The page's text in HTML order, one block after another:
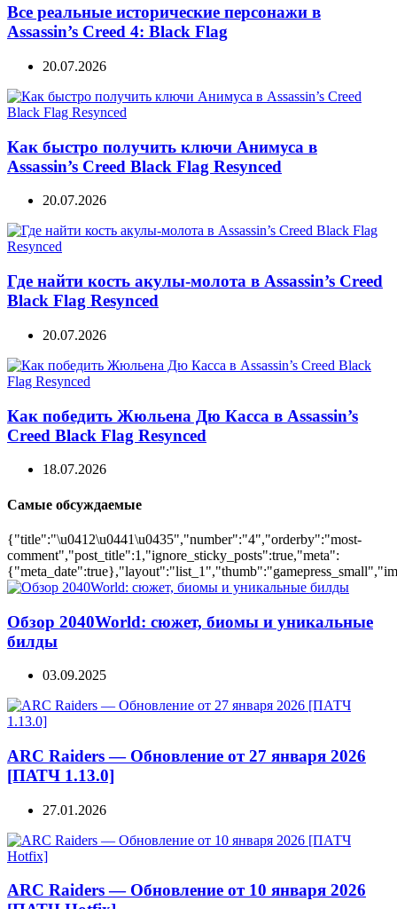
Все реальные исторические персонажи в
Assassin’s Creed 4: Black Flag
20.07.2026
Как быстро получить ключи Анимуса в
Assassin’s Creed Black Flag Resynced
20.07.2026
Где найти кость акулы-молота в Assassin’s Creed
Black Flag Resynced
20.07.2026
Как победить Жюльена Дю Касса в Assassin’s
Creed Black Flag Resynced
18.07.2026
Самые обсуждаемые
{"title":"\u0412\u0441\u0435","number":"4","orderby":"most-
comment","post_title":1,"ignore_sticky_posts":true,"meta":
Обзор 2040World: сюжет, биомы и уникальные
билды
03.09.2025
ARC Raiders — Обновление от 27 января 2026
[ПАТЧ 1.13.0]
27.01.2026
ARC Raiders — Обновление от 10 января 2026